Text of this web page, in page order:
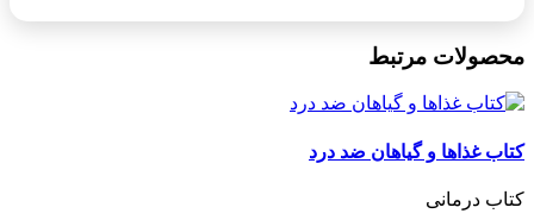
محصولات مرتبط
کتاب غذاها و گیاهان ضد درد
کتاب درمانی